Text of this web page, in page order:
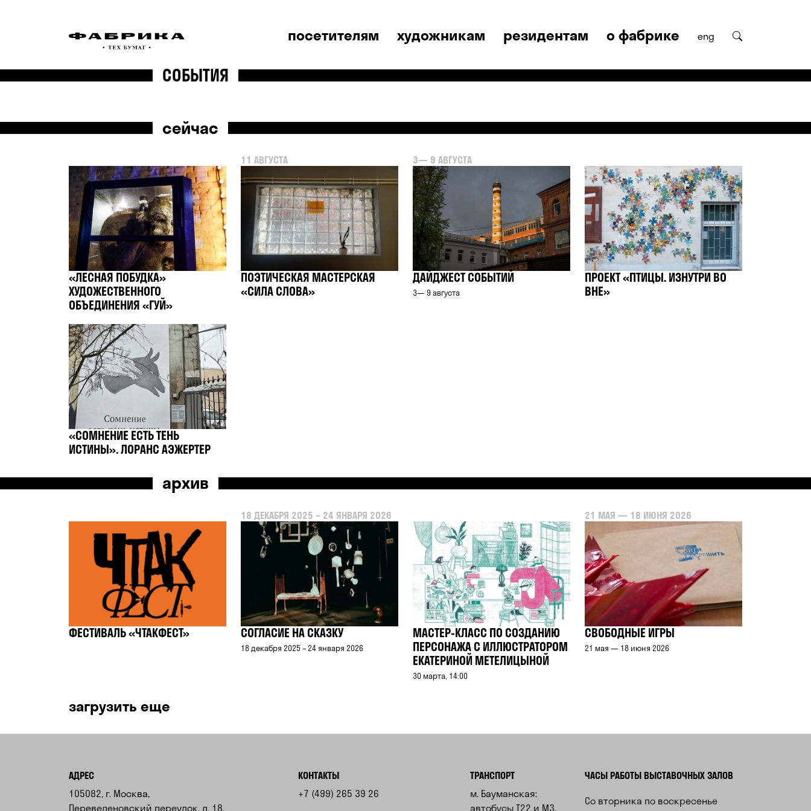
посетителям художникам резидентам о фабрике eng
СОБЫТИЯ
сейчас
«ЛЕСНАЯ ПОБУДКА»
ХУДОЖЕСТВЕННОГО
ОБЪЕДИНЕНИЯ «ГУЙ»
11 АВГУСТА
ПОЭТИЧЕСКАЯ МАСТЕРСКАЯ
«СИЛА СЛОВА»
3— 9 АВГУСТА
ДАЙДЖЕСТ СОБЫТИЙ
3— 9 августа
ПРОЕКТ «ПТИЦЫ. ИЗНУТРИ ВО
ВНЕ»
«СОМНЕНИЕ ЕСТЬ ТЕНЬ
ИСТИНЫ». ЛОРАНС АЭЖЕРТЕР
архив
ФЕСТИВАЛЬ «ЧТАКФЕСТ»
18 ДЕКАБРЯ 2025 – 24 ЯНВАРЯ 2026
СОГЛАСИЕ НА СКАЗКУ
18 декабря 2025 – 24 января 2026
МАСТЕР-КЛАСС ПО СОЗДАНИЮ
ПЕРСОНАЖА С ИЛЛЮСТРАТОРОМ
ЕКАТЕРИНОЙ МЕТЕЛИЦЫНОЙ
30 марта, 14:00
21 МАЯ — 18 ИЮНЯ 2026
СВОБОДНЫЕ ИГРЫ
21 мая — 18 июня 2026
загрузить еще
АДРЕС
105082, г. Москва,
Переведеновский переулок, д. 18.
КОНТАКТЫ
+7 (499) 265 39 26
ТРАНСПОРТ
м. Бауманская:
автобусы Т22 и М3.
ЧАСЫ РАБОТЫ ВЫСТАВОЧНЫХ ЗАЛОВ
Со вторника по воскресенье